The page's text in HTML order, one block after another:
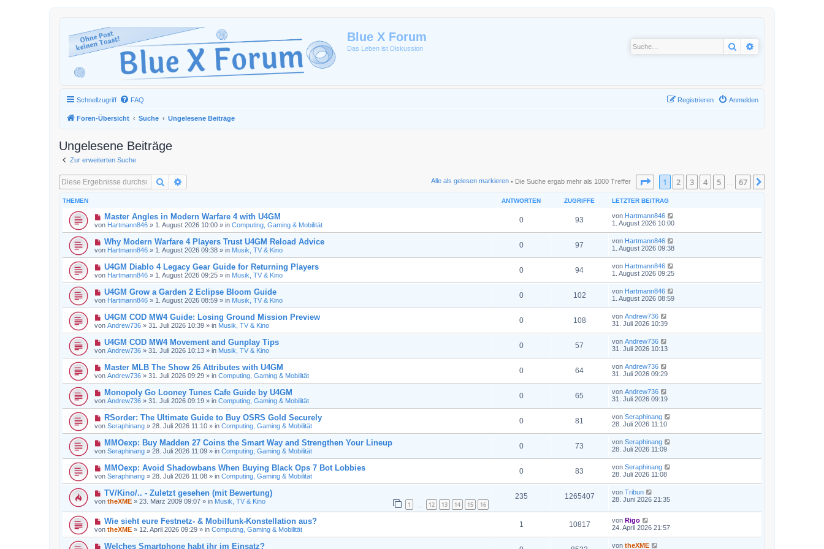
Blue X Forum
Das Leben ist Diskussion Suche
Schnellzugriff FAQ Anmelden
Registrieren
Foren-Übersicht Suche Ungelesene Beiträge
Ungelesene Beiträge
Zur erweiterten Suche
Suche Alle als gelesen markieren • Die Suche ergab mehr als 1000 Treffer Seite von67
1 2 3 4 5 67
THEMEN ANTWORTEN ZUGRIFFE LETZTER BEITRAG
N
e
u
e
B
e
t
r
a
g
Master Angles in Modern Warfare 4 with U4GM
von Hartmann846 » 1. August 2026 10:00 » in Computing, Gaming & Mobilität
0 93 von Hartmann846
1. August 2026 10:00
N
e
u
e
B
e
t
r
a
g
Why Modern Warfare 4 Players Trust U4GM Reload Advice
von Hartmann846 » 1. August 2026 09:38 » in Musik, TV & Kino
0 97 von Hartmann846
1. August 2026 09:38
N
e
u
e
B
e
t
r
a
g
U4GM Diablo 4 Legacy Gear Guide for Returning Players
von Hartmann846 » 1. August 2026 09:25 » in Musik, TV & Kino
0 94 von Hartmann846
1. August 2026 09:25
N
e
u
e
B
e
t
r
a
g
U4GM Grow a Garden 2 Eclipse Bloom Guide
von Hartmann846 » 1. August 2026 08:59 » in Musik, TV & Kino
0 102 von Hartmann846
1. August 2026 08:59
N
e
u
e
B
e
t
r
a
g
U4GM COD MW4 Guide: Losing Ground Mission Preview
von Andrew736 » 31. Juli 2026 10:39 » in Musik, TV & Kino
0 108 von Andrew736
31. Juli 2026 10:39
N
e
u
e
B
e
t
r
a
g
U4GM COD MW4 Movement and Gunplay Tips
von Andrew736 » 31. Juli 2026 10:13 » in Musik, TV & Kino
0 57 von Andrew736
31. Juli 2026 10:13
N
e
u
e
B
e
t
r
a
g
Master MLB The Show 26 Attributes with U4GM
von Andrew736 » 31. Juli 2026 09:29 » in Computing, Gaming & Mobilität
0 64 von Andrew736
31. Juli 2026 09:29
N
e
u
e
B
e
t
r
a
g
Monopoly Go Looney Tunes Cafe Guide by U4GM
von Andrew736 » 31. Juli 2026 09:19 » in Computing, Gaming & Mobilität
0 65 von Andrew736
31. Juli 2026 09:19
N
e
u
e
B
e
t
r
a
RSorder: The Ultimate Guide to Buy OSRS Gold Securely
von Seraphinang » 28. Juli 2026 11:10 » in Computing, Gaming & Mobilität
0 81 von Seraphinang
28. Juli 2026 11:10
N
e
u
e
B
e
t
a
g
MMOexp: Buy Madden 27 Coins the Smart Way and Strengthen Your Lineup
von Seraphinang » 28. Juli 2026 11:09 » in Computing, Gaming & Mobilität
0 73 von Seraphinang
28. Juli 2026 11:09
N
e
u
e
B
e
r
a
g
MMOexp: Avoid Shadowbans When Buying Black Ops 7 Bot Lobbies
von Seraphinang » 28. Juli 2026 11:08 » in Computing, Gaming & Mobilität
0 83 von Seraphinang
28. Juli 2026 11:08
N
e
u
e
B
e
TV/Kino/.. - Zuletzt gesehen (mit Bewertung)
von theXME » 23. März 2009 09:07 » in Musik, TV & Kino 1 12 13 14 15 16
235 1265407 von Tribun
28. Juni 2026 21:35
N
e
u
e
Wie sieht eure Festnetz- & Mobilfunk-Konstellation aus?
von theXME » 12. April 2026 09:29 » in Computing, Gaming & Mobilität
1 10817 von Rigo
24. April 2026 21:57
NWelches Smartphone habt ihr im Einsatz? von theXME